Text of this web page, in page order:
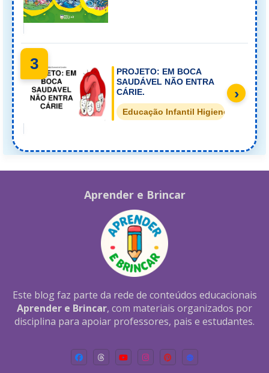
3
PROJETO: EM BOCA
SAUDÁVEL NÃO ENTRA
CÁRIE.
Educação Infantil Higiene
›
Aprender e Brincar
Este blog faz parte da rede de conteúdos educacionais
Aprender e Brincar, com materiais organizados por
disciplina para apoiar professores, pais e estudantes.